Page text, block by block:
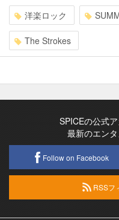
洋楽ロック
The Strokes
SPICEの公式
最新のエン
Follow on Facebook
RSSフ